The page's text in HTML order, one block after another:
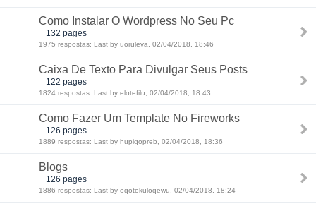
Como Instalar O Wordpress No Seu Pc
132 pages
1975 respostas: Last by uoruleva, 02/04/2018, 18:46
Caixa De Texto Para Divulgar Seus Posts
122 pages
1824 respostas: Last by elotefilu, 02/04/2018, 18:43
Como Fazer Um Template No Fireworks
126 pages
1889 respostas: Last by hupiqopreb, 02/04/2018, 18:36
Blogs
126 pages
1886 respostas: Last by oqotokuloqewu, 02/04/2018, 18:24